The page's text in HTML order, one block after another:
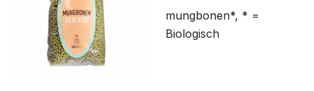
mungbonen*, * =
Biologisch